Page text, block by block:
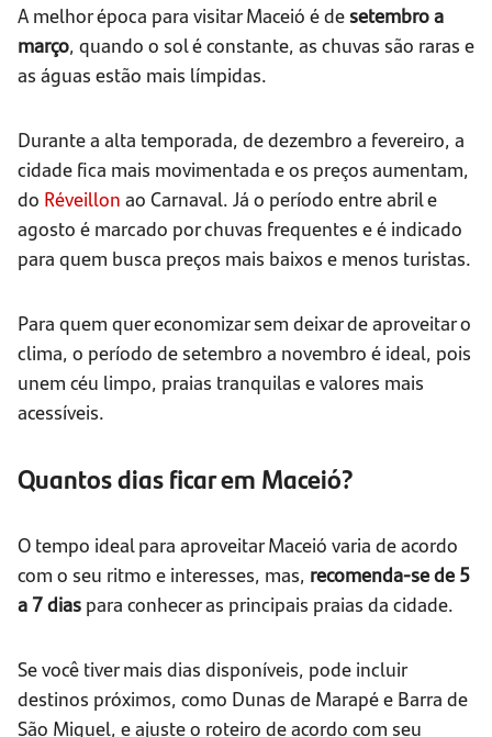
A melhor época para visitar Maceió é de setembro a
março, quando o sol é constante, as chuvas são raras e
as águas estão mais límpidas.
Durante a alta temporada, de dezembro a fevereiro, a
cidade fica mais movimentada e os preços aumentam,
do Réveillon ao Carnaval. Já o período entre abril e
agosto é marcado por chuvas frequentes e é indicado
para quem busca preços mais baixos e menos turistas.
Para quem quer economizar sem deixar de aproveitar o
clima, o período de setembro a novembro é ideal, pois
unem céu limpo, praias tranquilas e valores mais
acessíveis.
Quantos dias ficar em Maceió?
O tempo ideal para aproveitar Maceió varia de acordo
com o seu ritmo e interesses, mas, recomenda-se de 5
a 7 dias para conhecer as principais praias da cidade.
Se você tiver mais dias disponíveis, pode incluir
destinos próximos, como Dunas de Marapé e Barra de
São Miguel, e ajuste o roteiro de acordo com seu